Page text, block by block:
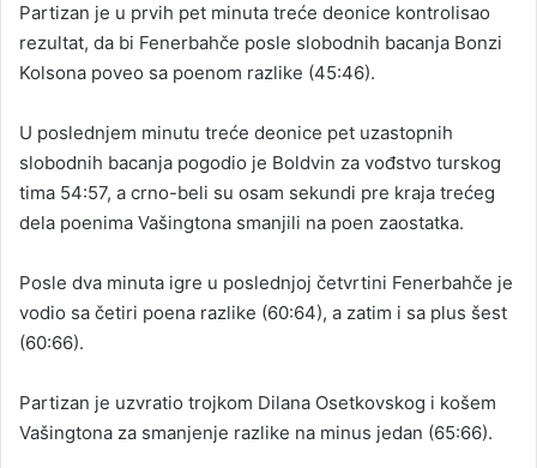
Partizan je u prvih pet minuta treće deonice kontrolisao
rezultat, da bi Fenerbahče posle slobodnih bacanja Bonzi
Kolsona poveo sa poenom razlike (45:46).
U poslednjem minutu treće deonice pet uzastopnih
slobodnih bacanja pogodio je Boldvin za vođstvo turskog
tima 54:57, a crno-beli su osam sekundi pre kraja trećeg
dela poenima Vašingtona smanjili na poen zaostatka.
Posle dva minuta igre u poslednjoj četvrtini Fenerbahče je
vodio sa četiri poena razlike (60:64), a zatim i sa plus šest
(60:66).
Partizan je uzvratio trojkom Dilana Osetkovskog i košem
Vašingtona za smanjenje razlike na minus jedan (65:66).